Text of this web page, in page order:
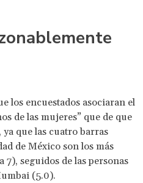
los encuestados asociaran el
de las mujeres” que de que
que las cuatro barras
de México son los más
7), seguidos de las personas
(5.0).